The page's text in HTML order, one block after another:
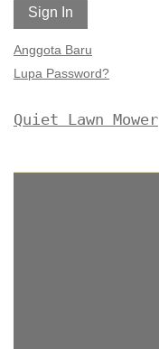
Anggota Baru
Lupa Password?
Quiet Lawn Mower